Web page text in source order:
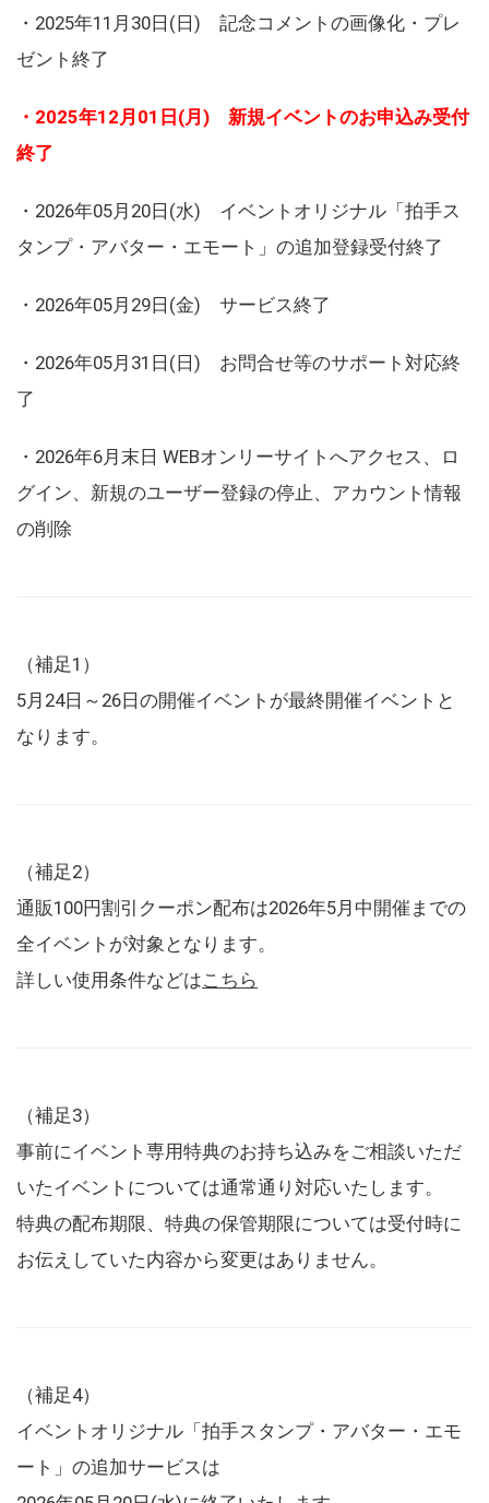
・2025年11月30日(日) 記念コメントの画像化・プレ
ゼント終了
・2025年12月01日(月) 新規イベントのお申込み受付
終了
・2026年05月20日(水) イベントオリジナル「拍手ス
タンプ・アバター・エモート」の追加登録受付終了
・2026年05月29日(金) サービス終了
・2026年05月31日(日) お問合せ等のサポート対応終
了
・2026年6月末日 WEBオンリーサイトへアクセス、ロ
グイン、新規のユーザー登録の停止、アカウント情報
の削除
（補足1）
5月24日～26日の開催イベントが最終開催イベントと
なります。
（補足2）
通販100円割引クーポン配布は2026年5月中開催までの
全イベントが対象となります。
詳しい使用条件などはこちら
（補足3）
事前にイベント専用特典のお持ち込みをご相談いただ
いたイベントについては通常通り対応いたします。
特典の配布期限、特典の保管期限については受付時に
お伝えしていた内容から変更はありません。
（補足4）
イベントオリジナル「拍手スタンプ・アバター・エモ
ート」の追加サービスは